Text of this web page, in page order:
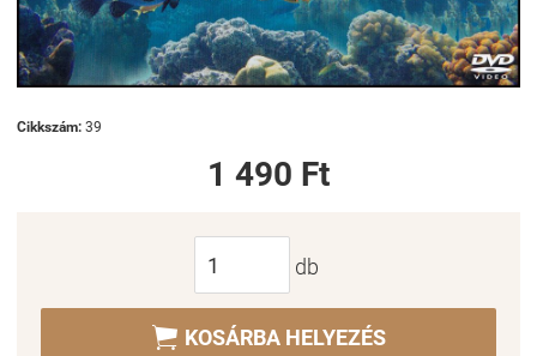
Cikkszám: 39
1 490 Ft
db
 KOSÁRBA HELYEZÉS